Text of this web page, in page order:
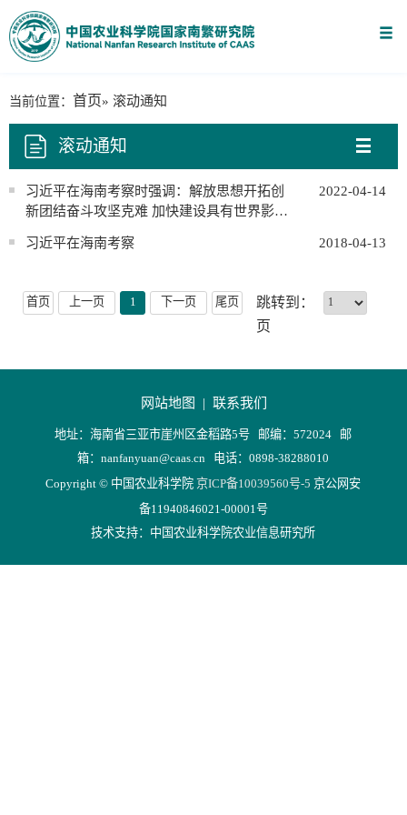
当前位置： 首页» 滚动通知
滚动通知
习近平在海南考察时强调：解放思想开拓创
新团结奋斗攻坚克难 加快建设具有世界影响
2022-04-14
习近平在海南考察 2018-04-13
首页 上一页 1 下一页 尾页
跳转到：
页
网站地图 | 联系我们
地址：海南省三亚市崖州区金稻路5号 邮编：572024 邮
箱：nanfanyuan@caas.cn 电话：0898-38288010
Copyright © 中国农业科学院京ICP备10039560号-5 京公网安
备11940846021-00001号
技术支持：中国农业科学院农业信息研究所